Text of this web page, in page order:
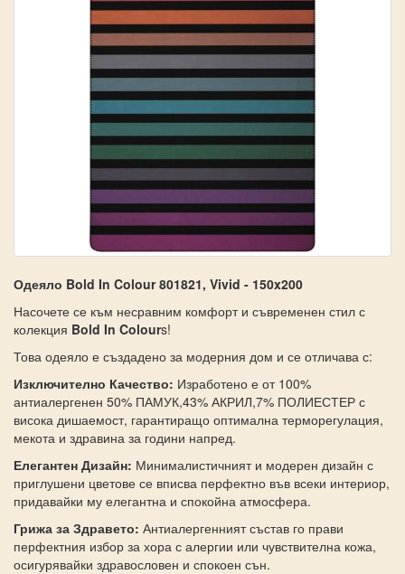
Одеяло Bold In Colour 801821, Vivid - 150x200
Насочете се към несравним комфорт и съвременен стил с
колекция Bold In Colours!
Това одеяло е създадено за модерния дом и се отличава с:
Изключително Качество: Изработено е от 100%
антиалергенен 50% ПАМУК,43% АКРИЛ,7% ПОЛИЕСТЕР с
висока дишаемост, гарантиращо оптимална терморегулация,
мекота и здравина за години напред.
Елегантен Дизайн: Минималистичният и модерен дизайн с
приглушени цветове се вписва перфектно във всеки интериор,
придавайки му елегантна и спокойна атмосфера.
Грижа за Здравето: Антиалергенният състав го прави
перфектния избор за хора с алергии или чувствителна кожа,
осигурявайки здравословен и спокоен сън.